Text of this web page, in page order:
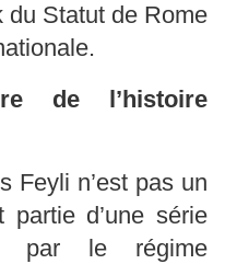
du Statut de Rome
de l’histoire
Feyli n’est pas un
d’une série
par le régime